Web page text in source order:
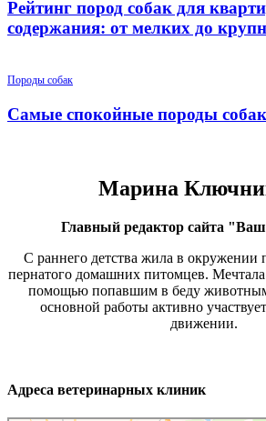
Рейтинг пород собак для
содержания: от мелких до
Породы собак
Самые спокойные породы собак
Марина
Главный редактор сайта
С раннего детства жила в
пернатого домашних питомцев. Мечтала
помощью попавшим в беду
основной работы активно
движении.
Адреса ветеринарных клиник